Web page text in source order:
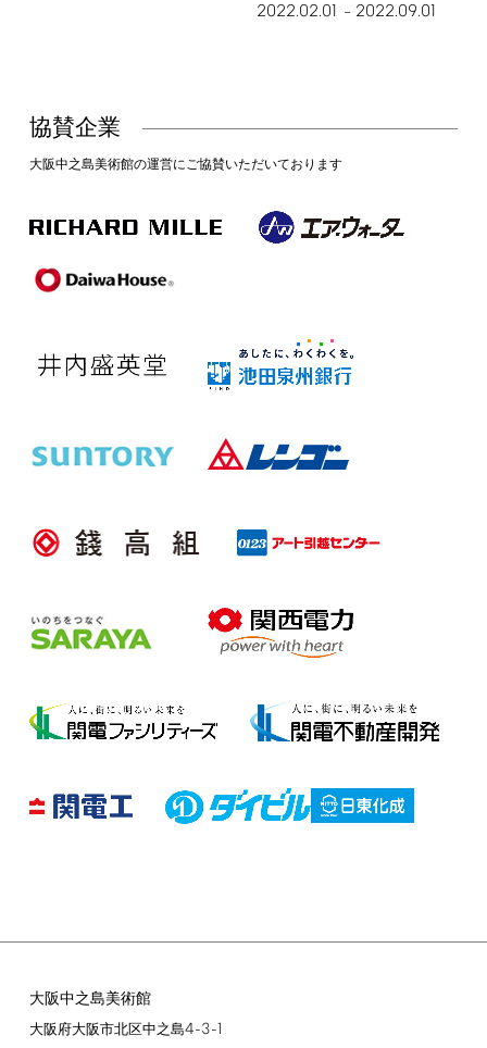
2022.02.01 – 2022.09.01
協賛企業
大阪中之島美術館の運営にご協賛いただいております
大阪中之島美術館
大阪府大阪市北区中之島4-3-1